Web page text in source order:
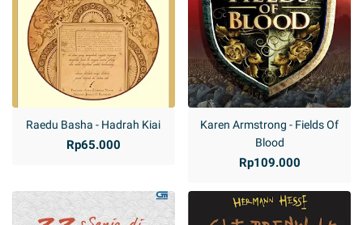
Raedu Basha - Hadrah Kiai
Rp65.000
Karen Armstrong - Fields Of
Blood
Rp109.000